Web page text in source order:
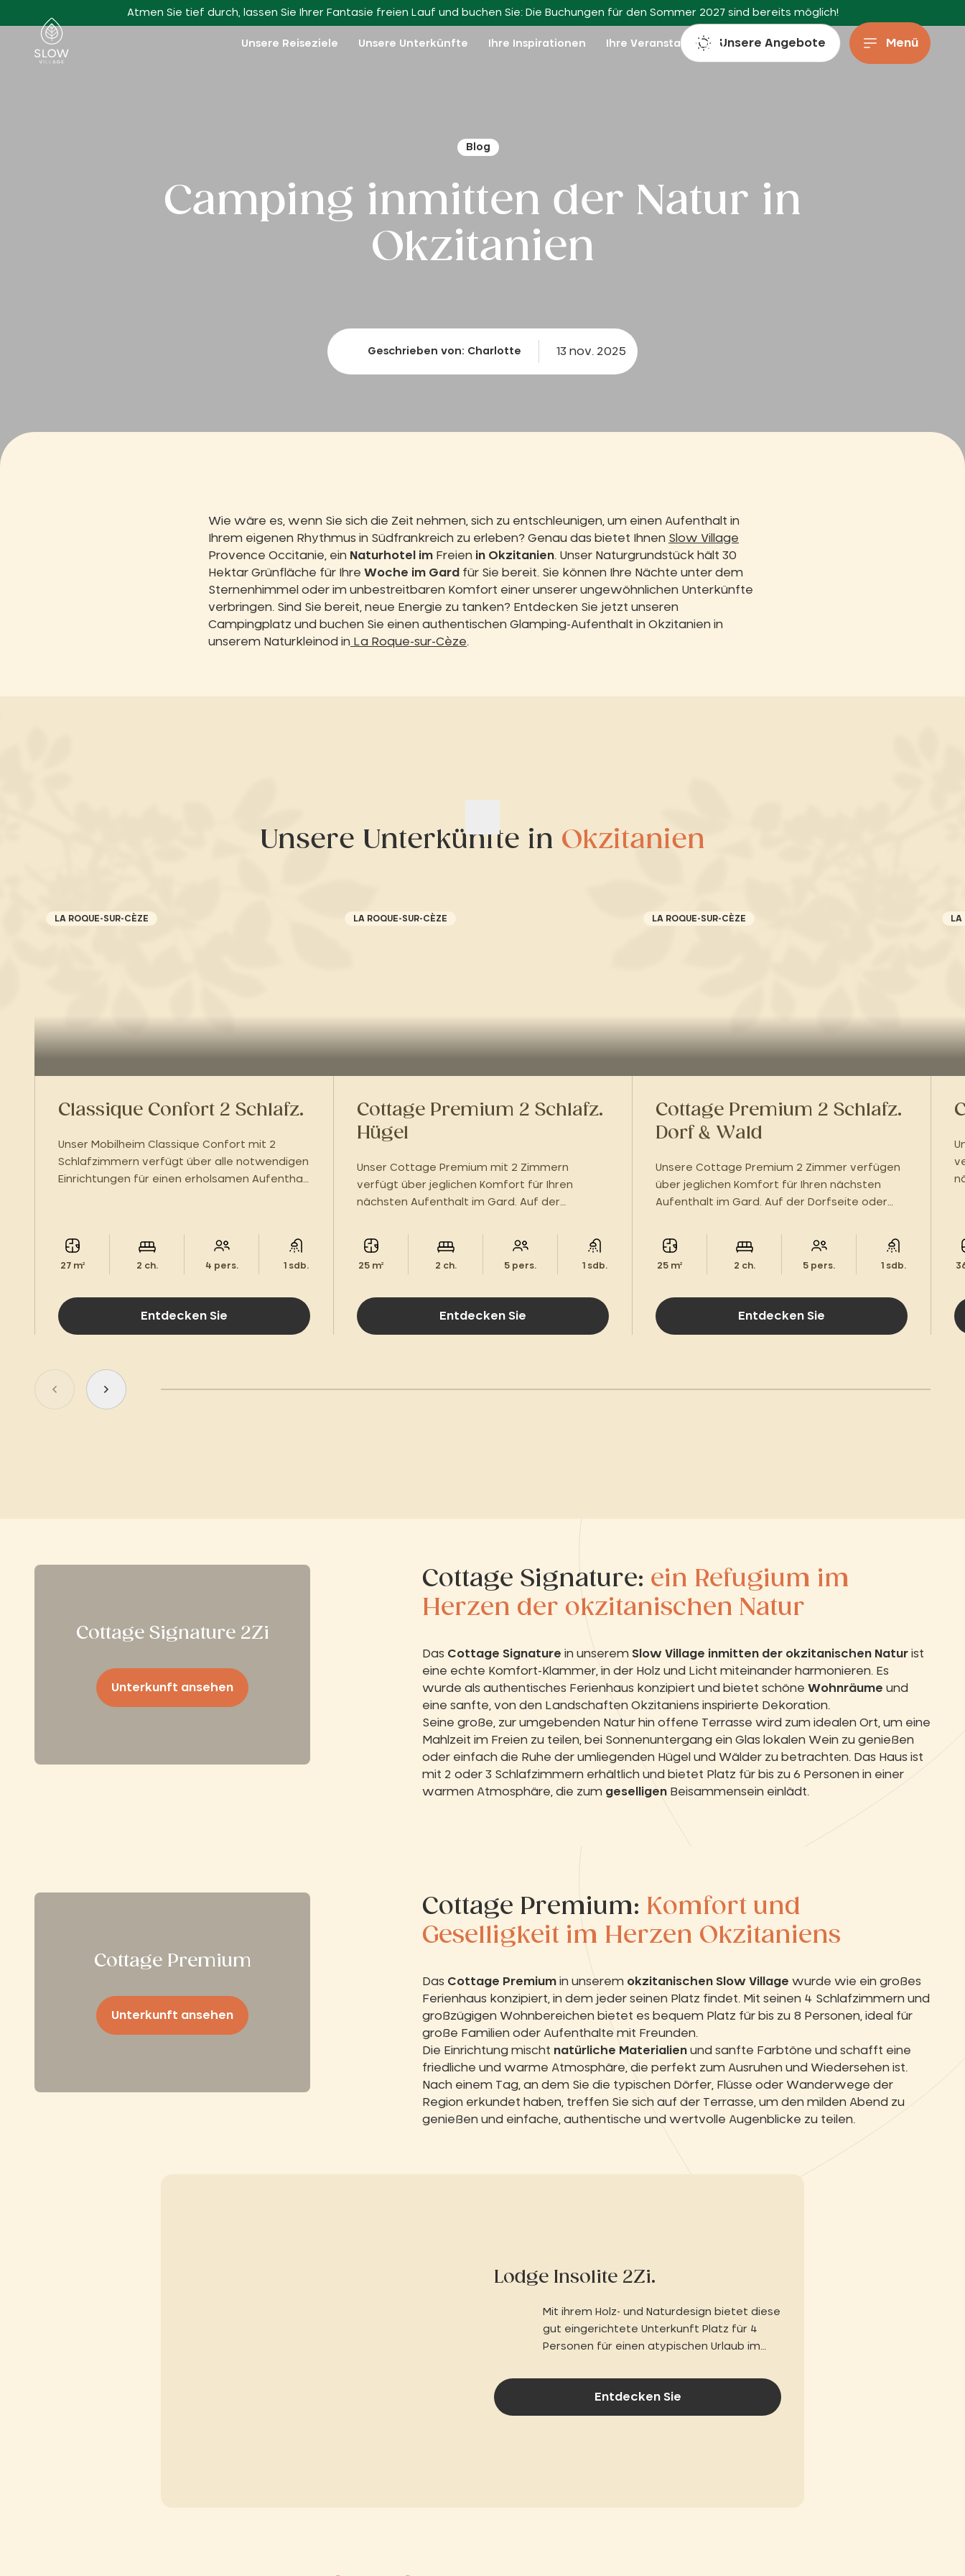
Zum Hauptinhalt gehenAtmen Sie tief durch, lassen Sie Ihrer Fantasie freien Lauf und buchen Sie: Die Buchungen für den Sommer 2027 sind bereits möglich!
Slow Village
Unsere Reiseziele Unsere Unterkünfte Ihre Inspirationen Ihre VeranstaltungenUnsere Angebote Menü
Blog
Camping inmitten der Natur in
Okzitanien
Geschrieben von: Charlotte 13 nov. 2025
Wie wäre es, wenn Sie sich die Zeit nehmen, sich zu entschleunigen, um einen Aufenthalt in
Ihrem eigenen Rhythmus in Südfrankreich zu erleben? Genau das bietet Ihnen Slow Village
Provence Occitanie, ein Naturhotel im Freien in Okzitanien. Unser Naturgrundstück hält 30
Hektar Grünfläche für Ihre Woche im Gard für Sie bereit. Sie können Ihre Nächte unter dem
Sternenhimmel oder im unbestreitbaren Komfort einer unserer ungewöhnlichen Unterkünfte
verbringen. Sind Sie bereit, neue Energie zu tanken? Entdecken Sie jetzt unseren
Campingplatz und buchen Sie einen authentischen Glamping-Aufenthalt in Okzitanien in
unserem Naturkleinod in La Roque-sur-Cèze.
Unsere Unterkünfte in Okzitanien
LA ROQUE-SUR-CÈZE
Classique Confort 2 Schlafz.
Unser Mobilheim Classique Confort mit 2
Schlafzimmern verfügt über alle notwendigen
Einrichtungen für einen erholsamen Aufenthalt
27 m² 2 ch. 4 pers. 1 sdb.
Entdecken Sie
LA ROQUE-SUR-CÈZE
Cottage Premium 2 Schlafz.
Hügel
Unser Cottage Premium mit 2 Zimmern
verfügt über jeglichen Komfort für Ihren
nächsten Aufenthalt im Gard. Auf der
25 m² 2 ch. 5 pers. 1 sdb.
Entdecken Sie
LA ROQUE-SUR-CÈZE
Cottage Premium 2 Schlafz.
Dorf & Wald
Unsere Cottage Premium 2 Zimmer verfügen
über jeglichen Komfort für Ihren nächsten
Aufenthalt im Gard. Auf der Dorfseite oder
25 m² 2 ch. 5 pers. 1 sdb.
Entdecken Sie
LA
Zum vorherigen Dia springen
Zum nächsten Dia gehen
Cottage Signature 2Zi
Unterkunft ansehen
Cottage Signature: ein Refugium im
Herzen der okzitanischen Natur
Das Cottage Signature in unserem Slow Village inmitten der okzitanischen Natur ist
eine echte Komfort-Klammer, in der Holz und Licht miteinander harmonieren. Es
wurde als authentisches Ferienhaus konzipiert und bietet schöne Wohnräume und
eine sanfte, von den Landschaften Okzitaniens inspirierte Dekoration.
Seine große, zur umgebenden Natur hin offene Terrasse wird zum idealen Ort, um eine
Mahlzeit im Freien zu teilen, bei Sonnenuntergang ein Glas lokalen Wein zu genießen
oder einfach die Ruhe der umliegenden Hügel und Wälder zu betrachten. Das Haus ist
mit 2 oder 3 Schlafzimmern erhältlich und bietet Platz für bis zu 6 Personen in einer
warmen Atmosphäre, die zum geselligen Beisammensein einlädt.
Cottage Premium
Unterkunft ansehen
Cottage Premium: Komfort und
Geselligkeit im Herzen Okzitaniens
Das Cottage Premium in unserem okzitanischen Slow Village wurde wie ein großes
Ferienhaus konzipiert, in dem jeder seinen Platz findet. Mit seinen 4 Schlafzimmern und
großzügigen Wohnbereichen bietet es bequem Platz für bis zu 8 Personen, ideal für
große Familien oder Aufenthalte mit Freunden.
Die Einrichtung mischt natürliche Materialien und sanfte Farbtöne und schafft eine
friedliche und warme Atmosphäre, die perfekt zum Ausruhen und Wiedersehen ist.
Nach einem Tag, an dem Sie die typischen Dörfer, Flüsse oder Wanderwege der
Region erkundet haben, treffen Sie sich auf der Terrasse, um den milden Abend zu
genießen und einfache, authentische und wertvolle Augenblicke zu teilen.
Lodge Insolite 2Zi.
Mit ihrem Holz- und Naturdesign bietet diese
gut eingerichtete Unterkunft Platz für 4
Personen für einen atypischen Urlaub im
Entdecken Sie